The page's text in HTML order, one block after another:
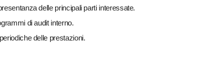
delle principali parti interessate.
di audit interno.
delle prestazioni.